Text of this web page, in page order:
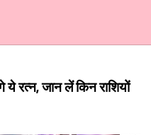
रत्न, जान लें किन राशियों